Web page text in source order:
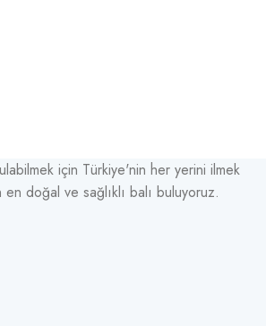
için Türkiye'nin her yerini ilmek
doğal ve sağlıklı balı buluyoruz.